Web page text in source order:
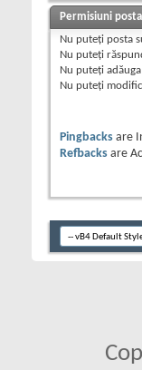
Permisiuni
Nu puteţi posta
Nu puteţi
Nu puteţi
Nu puteţi
Pingbacks are
Refbacks are